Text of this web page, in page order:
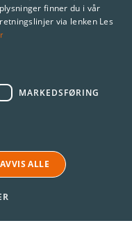
finner du i vår
via lenken Les
MARKEDSFØRING
AVVIS ALLE